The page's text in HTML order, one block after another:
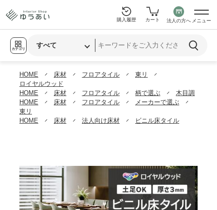
カテゴリ
購入履歴 カート 法人の方へ メニュー
HOME 床材 フロアタイル
東リ
ロイヤルウッド
HOME
床材 フロアタイル 柄で選ぶ
木目調
HOME
床材 フロアタイル
メーカーで選ぶ
東リ
HOME
床材 法人向け床材 ビニル床タイル